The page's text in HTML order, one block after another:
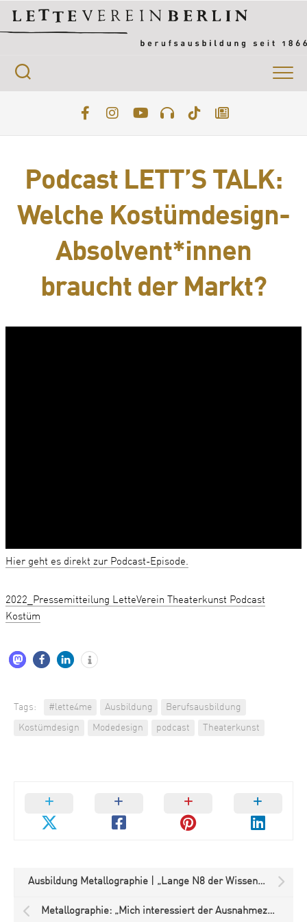
content
Podcast LETT’S TALK:
Welche Kostümdesign-
Absolvent*innen
braucht der Markt?
Hier geht es direkt zur Podcast-Episode.
2022_Pressemitteilung LetteVerein Theaterkunst Podcast
Kostüm
Tags: #lette4me Ausbildung Berufsausbildung
Kostümdesign Modedesign podcast Theaterkunst
Ausbildung Metallographie | „Lange N8 der Wissenschaften“
Metallographie: „Mich interessiert der Ausnahmezustand“